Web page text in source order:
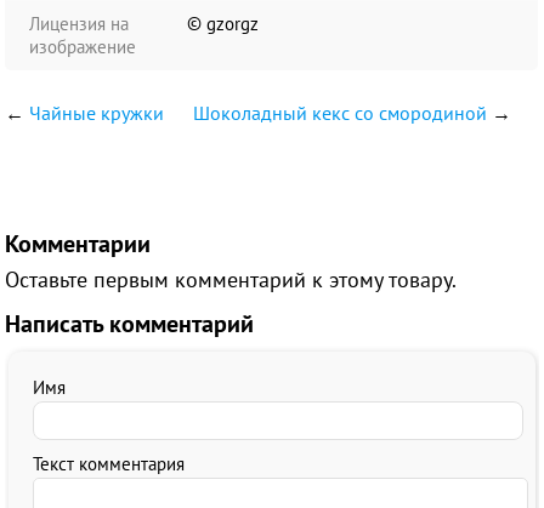
Лицензия на
изображение
© gzorgz
← Чайные кружки Шоколадный кекс со смородиной →
Комментарии
Оставьте первым комментарий к этому товару.
Написать комментарий
Имя
Текст комментария